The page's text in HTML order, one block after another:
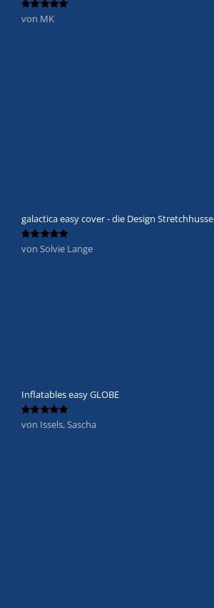
Bewertet
von MK
galactica easy cover - die Design Stretchhusse
Bewertet
von Solvie Lange
Inflatables easy GLOBE
Bewertet
von Issels, Sascha